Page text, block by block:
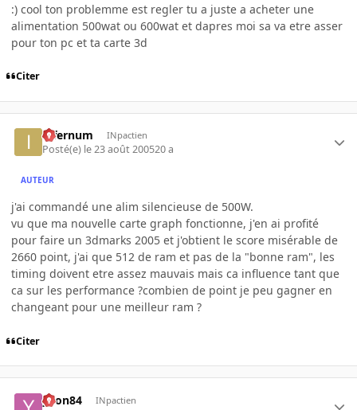
:) cool ton problemme est regler tu a juste a acheter une
alimentation 500wat ou 600wat et dapres moi sa va etre asser
pour ton pc et ta carte 3d
Citer
infernum INpactien
Posté(e) le 23 août 200520 a
AUTEUR
j'ai commandé une alim silencieuse de 500W.
vu que ma nouvelle carte graph fonctionne, j'en ai profité
pour faire un 3dmarks 2005 et j'obtient le score misérable de
2660 point, j'ai que 512 de ram et pas de la "bonne ram", les
timing doivent etre assez mauvais mais ca influence tant que
ca sur les performance ?combien de point je peu gagner en
changeant pour une meilleur ram ?
Citer
yvon84 INpactien